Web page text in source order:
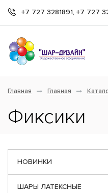
+7 727 3281891, +7 727
Главная Главная
Фиксики
НОВИНКИ
ШАРЫ ЛАТЕКСНЫЕ